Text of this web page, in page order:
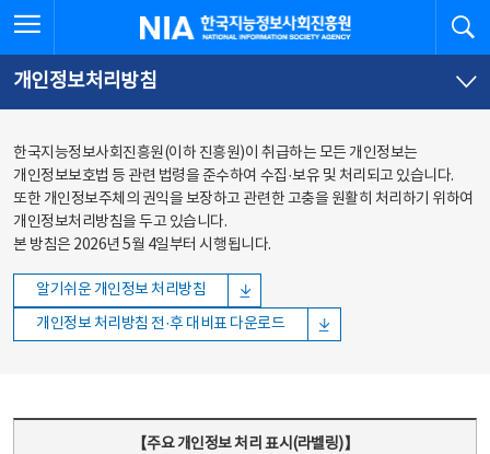
바로가기
바로가기
한국지능정보사회진흥원
개인정보처리방침
한국지능정보사회진흥원(이하 진흥원)이 취급하는 모든 개인정보는
개인정보보호법 등 관련 법령을 준수하여 수집·보유 및 처리되고 있습니다.
또한 개인정보주체의 권익을 보장하고 관련한 고충을 원활히 처리하기 위하여
개인정보처리방침을 두고 있습니다.
본 방침은 2026년 5월 4일부터 시행됩니다.
알기쉬운 개인정보 처리방침
개인정보 처리방침 전·후 대비표 다운로드
【주요 개인정보 처리 표시(라벨링)】